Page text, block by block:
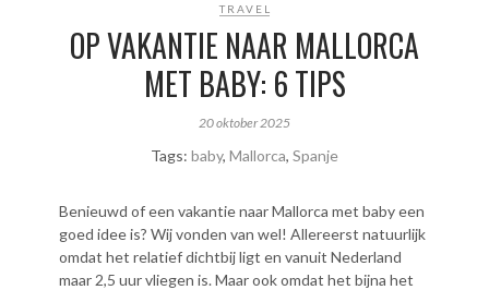
TRAVEL
OP VAKANTIE NAAR MALLORCA
MET BABY: 6 TIPS
20 oktober 2025
Tags: baby, Mallorca, Spanje
Benieuwd of een vakantie naar Mallorca met baby een
goed idee is? Wij vonden van wel! Allereerst natuurlijk
omdat het relatief dichtbij ligt en vanuit Nederland
maar 2,5 uur vliegen is. Maar ook omdat het bijna het